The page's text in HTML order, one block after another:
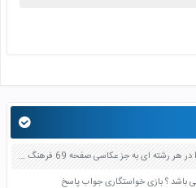
یکی از هنرمندان معاصر مورد علاقه خود را در هر رشته ای به جز عکاسی صفحه 69 فرهنگ و هنر نهم
باشد ؟ بازی خواستگاری جواب پاسخ